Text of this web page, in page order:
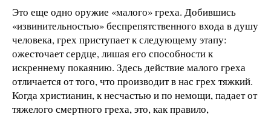
Это еще одно оружие «малого» греха. Добившись
«извинительностью» беспрепятственного входа в душу
человека, грех приступает к следующему этапу:
ожесточает сердце, лишая его способности к
искреннему покаянию. Здесь действие малого греха
отличается от того, что производит в нас грех тяжкий.
Когда христианин, к несчастью и по немощи, падает от
тяжелого смертного греха, это, как правило,